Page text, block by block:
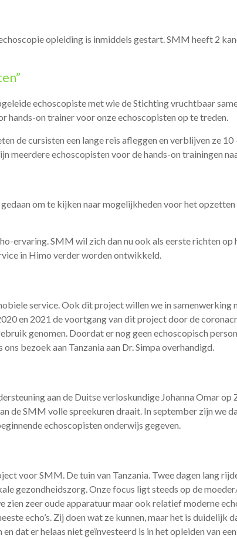
opleiding is inmiddels gestart. SMM heeft 2
echoscopiste met wie de Stichting vruchtbaar
hands-on trainer voor onze echoscopisten op te treden.
de cursisten een lange reis afleggen en verblijven ze
echoscopisten voor de hands-on trainingen
om te kijken naar mogelijkheden voor het
SMM wil zich dan nu ook als eerste richten op
in Himo verder worden ontwikkeld.
service. Ook dit project willen we in
en 2021 de voortgang van dit project door de
genomen. Doordat er nog geen echoscopisch
bezoek aan Tanzania aan Dr. Simpa overhandigd.
aan de Duitse verloskundige Johanna Omar op
SMM volle spreekuren draait. In september zijn we
echoscopisten onderwijs gegeven.
voor SMM. De tuin van Tanzania. Twee dagen lang
gezondheidszorg. Onze focus ligt steeds op de
zeer oude apparatuur maar ook relatief moderne
echo’s. Zij doen wat ze kunnen, maar het is duidelijk
dat er helaas niet geïnvesteerd is in het opleiden van